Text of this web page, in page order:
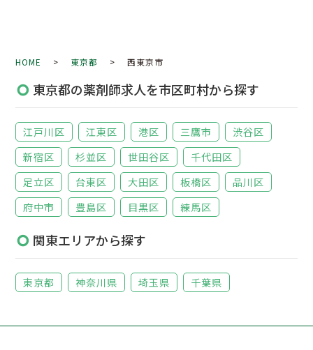
HOME > 東京都 > 西東京市
東京都の薬剤師求人を市区町村から探す
江戸川区 江東区 港区 三鷹市
渋谷区
新宿区
杉並区 世田谷区
千代田区
足立区
台東区 大田区 板橋区
品川区
府中市
豊島区 目黒区 練馬区
関東エリアから探す
東京都 神奈川県 埼玉県 千葉県